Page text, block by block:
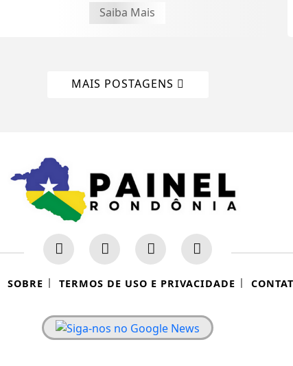
Saiba Mais
MAIS POSTAGENS
SOBRE | TERMOS DE USO E PRIVACIDADE |